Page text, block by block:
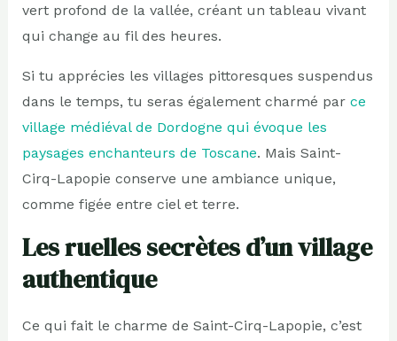
vert profond de la vallée, créant un tableau vivant
qui change au fil des heures.
Si tu apprécies les villages pittoresques suspendus
dans le temps, tu seras également charmé par ce
village médiéval de Dordogne qui évoque les
paysages enchanteurs de Toscane. Mais Saint-
Cirq-Lapopie conserve une ambiance unique,
comme figée entre ciel et terre.
Les ruelles secrètes d’un village
authentique
Ce qui fait le charme de Saint-Cirq-Lapopie, c’est